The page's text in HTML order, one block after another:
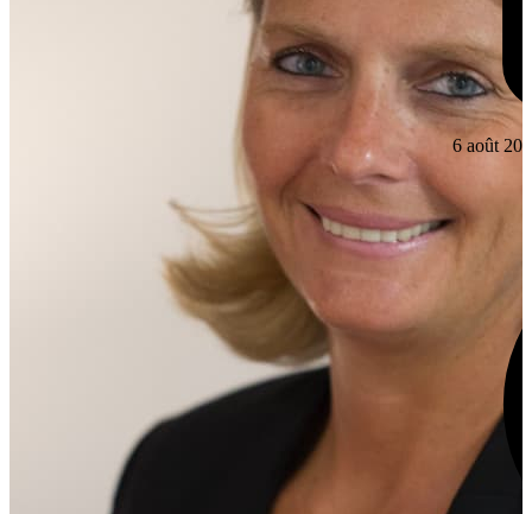
6 août